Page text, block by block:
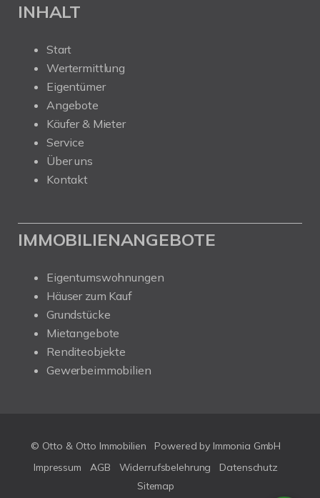
INHALT
Start
Wertermittlung
Eigentümer
Angebote
Käufer & Mieter
Service
Über uns
Kontakt
IMMOBILIENANGEBOTE
Eigentumswohnungen
Häuser zum Kauf
Grundstücke
Mietangebote
Renditeobjekte
Gewerbeimmobilien
© Otto & Otto Immobilien
Powered by Immonia GmbH
Impressum
AGB Widerrufsbelehrung
Datenschutz
Sitemap